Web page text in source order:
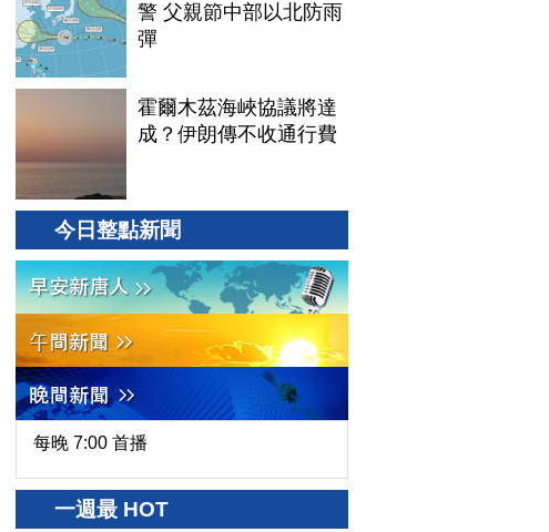
警 父親節中部以北防雨
彈
霍爾木茲海峽協議將達
成？伊朗傳不收通行費
今日整點新聞
每晚 7:00 首播
一週最 HOT